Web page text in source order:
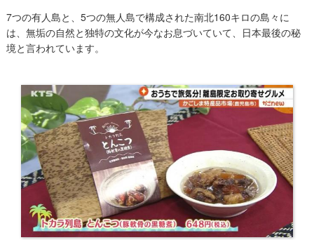
7つの有人島と、5つの無人島で構成された南北160キロの島々に
は、無垢の自然と独特の文化が今なお息づいていて、日本最後の秘
境と言われています。